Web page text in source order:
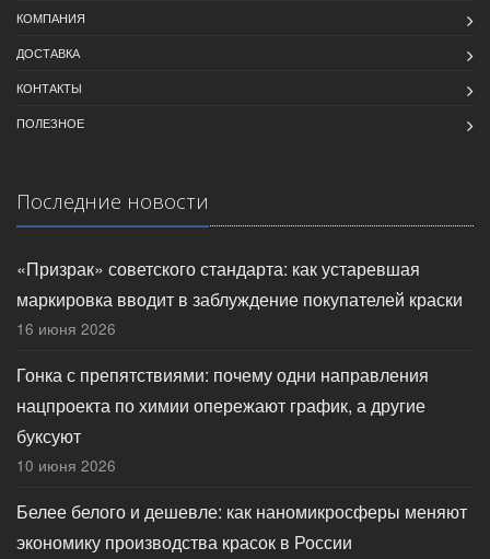
КОМПАНИЯ
ДОСТАВКА
КОНТАКТЫ
ПОЛЕЗНОЕ
Последние новости
«Призрак» советского стандарта: как устаревшая
маркировка вводит в заблуждение покупателей краски
16 июня 2026
Гонка с препятствиями: почему одни направления
нацпроекта по химии опережают график, а другие
буксуют
10 июня 2026
Белее белого и дешевле: как наномикросферы меняют
экономику производства красок в России